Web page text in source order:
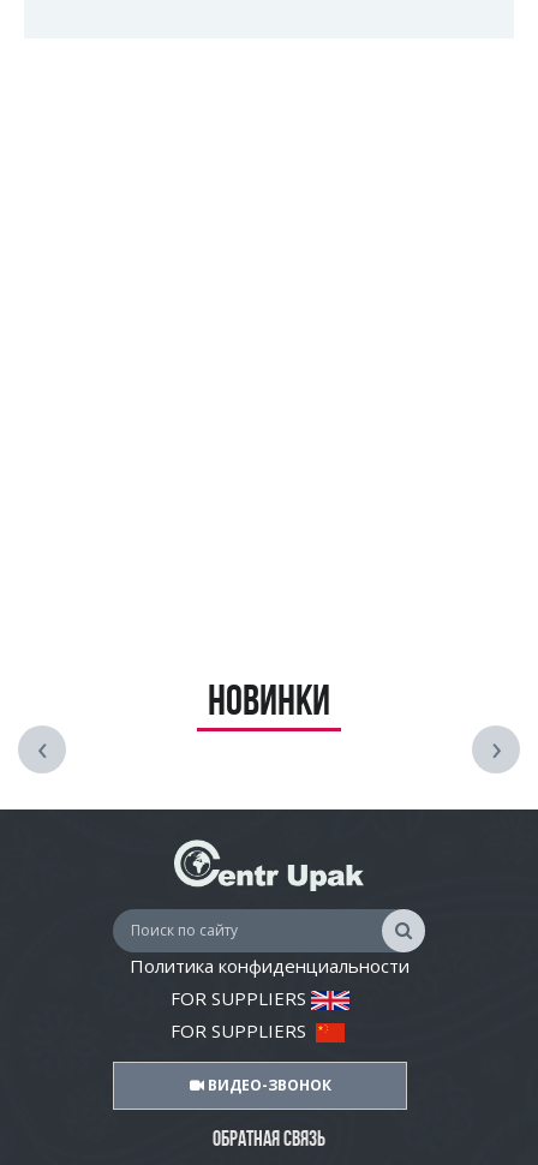
Новинки
‹ ›
Политика конфиденциальности
FOR SUPPLIERS
FOR SUPPLIERS
ВИДЕО-ЗВОНОК
ОБРАТНАЯ СВЯЗЬ